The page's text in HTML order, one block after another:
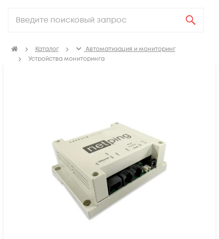
Каталог
Автоматизация и мониторинг
Устройства мониторинга